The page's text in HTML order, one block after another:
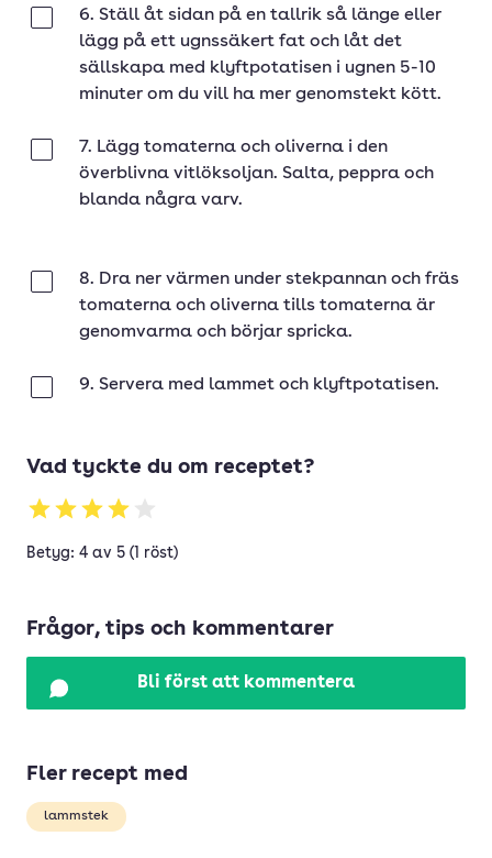
6. Ställ åt sidan på en tallrik så länge eller
lägg på ett ugnssäkert fat och låt det
sällskapa med klyftpotatisen i ugnen 5-10
minuter om du vill ha mer genomstekt kött.
7. Lägg tomaterna och oliverna i den
överblivna vitlöksoljan. Salta, peppra och
blanda några varv.
8. Dra ner värmen under stekpannan och fräs
tomaterna och oliverna tills tomaterna är
genomvarma och börjar spricka.
9. Servera med lammet och klyftpotatisen.
Vad tyckte du om receptet?
Betyg: 4 av 5 (1 röst)
Frågor, tips och kommentarer
Bli först att kommentera
Fler recept med
lammstek